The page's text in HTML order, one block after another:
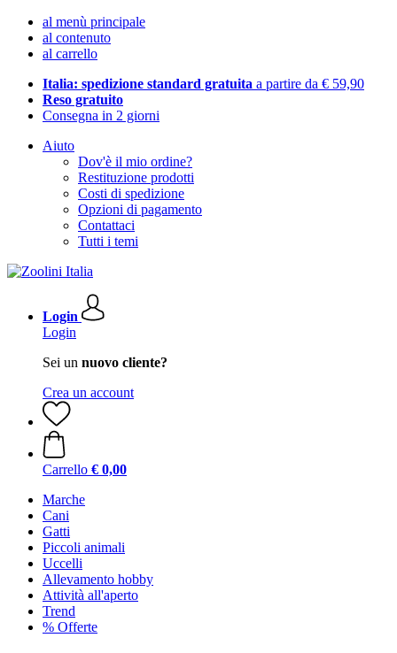
al menù principale
al contenuto
al carrello
Italia: spedizione standard gratuita a partire da € 59,90
Reso gratuito
Consegna in 2 giorni
Aiuto
Dov'è il mio ordine?
Restituzione prodotti
Costi di spedizione
Opzioni di pagamento
Contattaci
Tutti i temi
Login
Login
Sei un nuovo cliente?
Crea un account
Carrello € 0,00
Marche
Cani
Gatti
Piccoli animali
Uccelli
Allevamento hobby
Attività all'aperto
Trend
% Offerte